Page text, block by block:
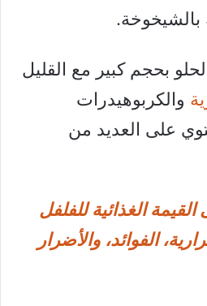
بالشيخوخة.
بحجم كبير مع القليل
والكربوهيدرات
على العديد من
الغذائية للفلفل
الفوائد، والأضرار